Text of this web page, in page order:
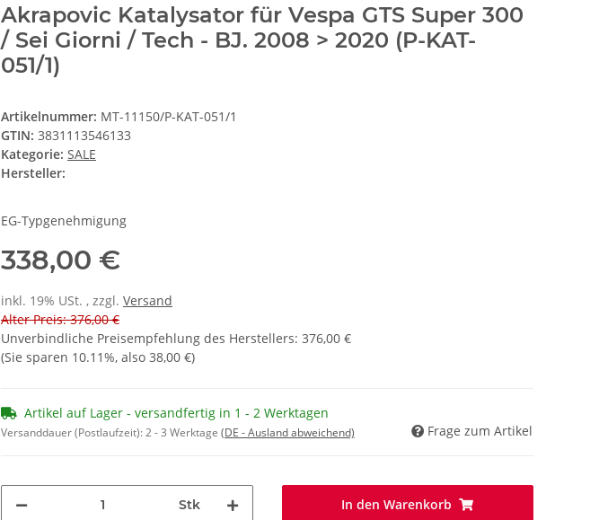
Akrapovic Katalysator für Vespa GTS Super 300
/ Sei Giorni / Tech - BJ. 2008 > 2020 (P-KAT-
051/1)
Artikelnummer: MT-11150/P-KAT-051/1
GTIN: 3831113546133
Kategorie: SALE
Hersteller:
EG-Typgenehmigung
338,00 €
inkl. 19% USt. , zzgl. Versand
Alter Preis: 376,00 €
Unverbindliche Preisempfehlung des Herstellers: 376,00 €
(Sie sparen 10.11%, also 38,00 €)
Artikel auf Lager - versandfertig in 1 - 2 Werktagen
Versanddauer (Postlaufzeit):2 - 3 Werktage (DE - Ausland abweichend) Frage zum Artikel
Stk In den Warenkorb